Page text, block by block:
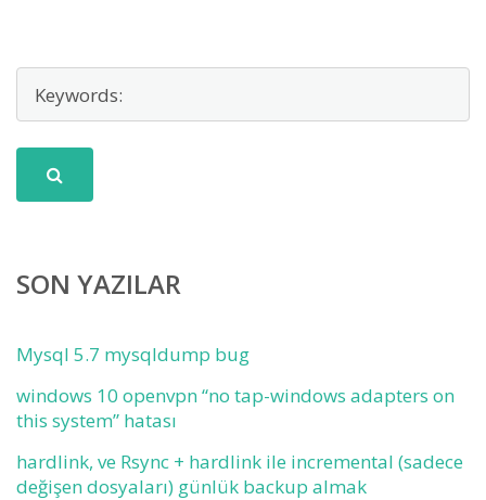
SON YAZILAR
Mysql 5.7 mysqldump bug
windows 10 openvpn “no tap-windows adapters on
this system” hatası
hardlink, ve Rsync + hardlink ile incremental (sadece
değişen dosyaları) günlük backup almak